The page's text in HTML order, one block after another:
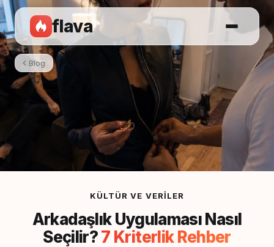
Blog
flava
KÜLTÜR VE VERILER
Arkadaşlık Uygulaması Nasıl
Seçilir?7 Kriterlik Rehber